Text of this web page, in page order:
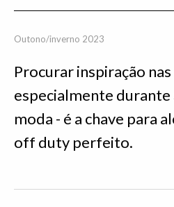
Outono/inverno 2023
Procurar inspiração
especialmente durante
moda - é a chave para
off duty perfeito.